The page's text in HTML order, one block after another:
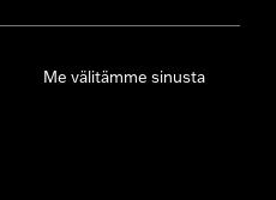
Me välitämme sinusta